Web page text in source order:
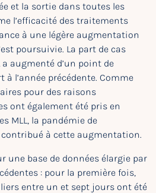
et la sortie dans toutes les
l’efficacité des traitements
à une légère augmentation
poursuivie. La part de cas
augmenté d’un point de
l’année précédente. Comme
pour des raisons
ont également été pris en
MLL, la pandémie de
à cette augmentation.
une base de données élargie par
: pour la première fois,
entre un et sept jours ont été